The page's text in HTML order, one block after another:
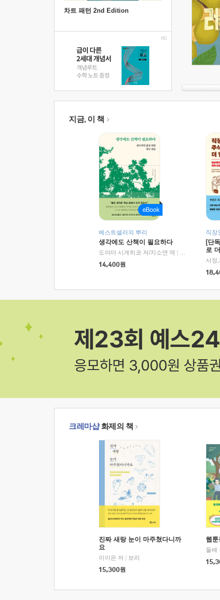
차트 패턴 2nd Edition
지금, 이 책
베스트셀러의 뿌리
생각에도 산책이 필요하다
도야마 시게히코 저/지소연 역
알에이치코리
14,400원
직장
[단
로
크레마샵화제의 책
진짜 새랑 눈이 마주쳤다니까
요
이이은 저
보리
15,300원
웹
돌배